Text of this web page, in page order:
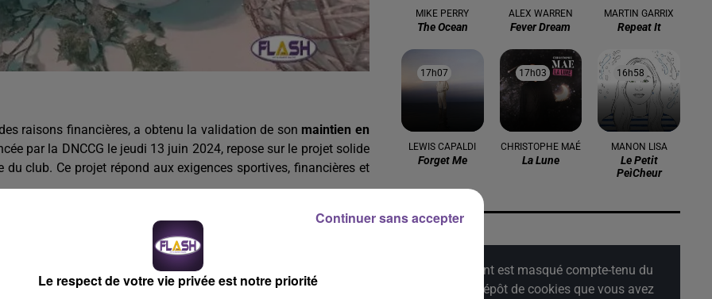
raisons financières, a obtenu la validation de son maintien en
par la DNCCG le jeudi 13 juin 2024, repose sur le projet solide
club. Ce projet répond aux exigences sportives, financières et
amateurs, le Limoges CSP a en définitif convaincu le
. Ce retournement de situation met fin à une période
continuer d’évoluer parmi l'élite du basket français.
MIKE PERRY
The Ocean
ALEX WARREN
Fever Dream
MARTIN GARRIX
Repeat It
17h07
17h07
LEWIS CAPALDI
Forget Me
17h03
17h03
CHRISTOPHE MAÉ
La Lune
16h58
16h58
MANON LISA
Le Petit
Peìcheur
Cet élément est masqué compte-tenu du
refus du dépôt de cookies que vous avez
Le respect de votre vie privée est notre priorité
Continuer sans accepter